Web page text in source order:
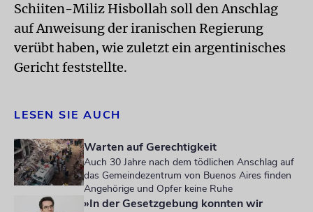
Schiiten-Miliz Hisbollah soll den Anschlag
auf Anweisung der iranischen Regierung
verübt haben, wie zuletzt ein argentinisches
Gericht feststellte.
LESEN SIE AUCH
Warten auf Gerechtigkeit
Auch 30 Jahre nach dem tödlichen Anschlag auf
das Gemeindezentrum von Buenos Aires finden
Angehörige und Opfer keine Ruhe
»In der Gesetzgebung konnten wir